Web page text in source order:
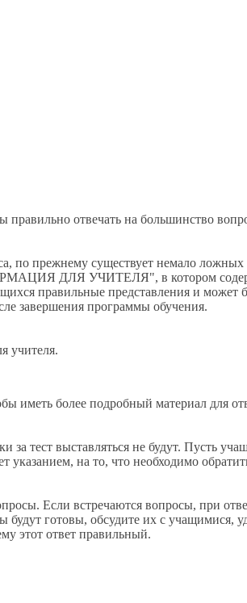
отвечать на большинство
прежнему существует немало ложных
ДЛЯ УЧИТЕЛЯ", в котором
правильные представления и может
завершения программы обучения.
учителя.
иметь более подробный материал для
выставляться не будут. Пусть
указанием, на то, что необходимо
Если встречаются вопросы, при
будут готовы, обсудите их с учащимися,
этот ответ правильный.